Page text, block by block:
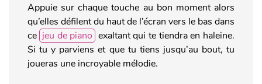
Appuie sur chaque touche au bon moment alors
qu’elles défilent du haut de l’écran vers le bas dans
ce jeu de piano exaltant qui te tiendra en haleine.
Si tu y parviens et que tu tiens jusqu’au bout, tu
joueras une incroyable mélodie.